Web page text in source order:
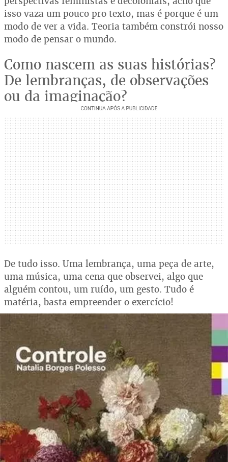
isso vaza um pouco pro texto, mas é porque é um
modo de ver a vida. Teoria também constrói nosso
modo de pensar o mundo.
Como nascem as suas histórias?
De lembranças, de observações
ou da imaginação?
De tudo isso. Uma lembrança, uma peça de arte,
uma música, uma cena que observei, algo que
alguém contou, um ruído, um gesto. Tudo é
matéria, basta empreender o exercício!